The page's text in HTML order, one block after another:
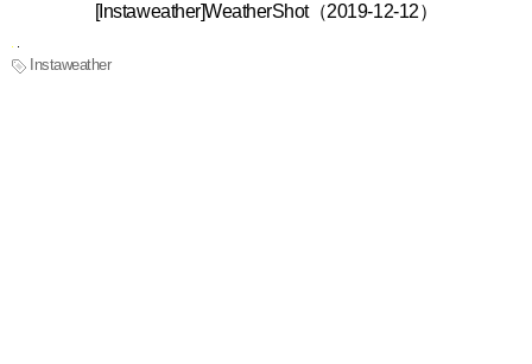
[Instaweather]WeatherShot（2019-12-12）
Instaweather